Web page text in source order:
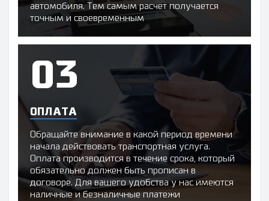
автомобиля. Тем самым расчет получается
точным и своевременным
ОПЛАТА
Обращайте внимание в какой период времени
начала действовать транспортная услуга.
Оплата производится в течение срока, который
обязательно должен быть прописан в
договоре. Для вашего удобства у нас имеются
наличные и безналичные платежи